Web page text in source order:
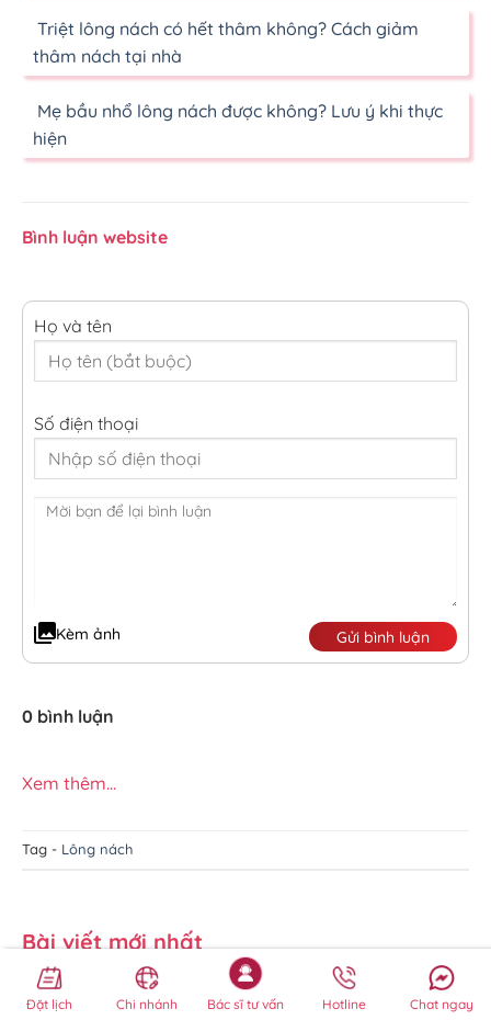
Triệt lông nách có hết thâm không? Cách giảm
thâm nách tại nhà
Mẹ bầu nhổ lông nách được không? Lưu ý khi thực
hiện
Bình luận website
Họ và tên
Số điện thoại
Kèm ảnh Gửi bình luận
0 bình luận
Xem thêm...
Tag - Lông nách
Bài viết mới nhất
Nhổ lông mày bị sụp mí không? Cách
khắc phục
Đặt lịch Chi nhánh Bác sĩ tư vấn Hotline Chat ngay